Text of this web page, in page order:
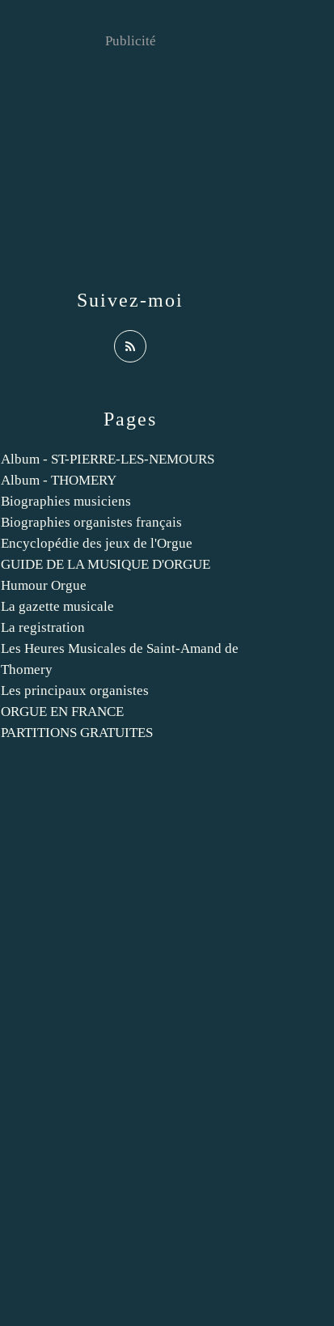
Pages
Album - ST-PIERRE-LES-NEMOURS
Album - THOMERY
Biographies musiciens
Biographies organistes français
Encyclopédie des jeux de l'Orgue
GUIDE DE LA MUSIQUE D'ORGUE
Humour Orgue
La gazette musicale
La registration
Les Heures Musicales de Saint-Amand de
Thomery
Les principaux organistes
ORGUE EN FRANCE
PARTITIONS GRATUITES
Suivez-moi
Publicité